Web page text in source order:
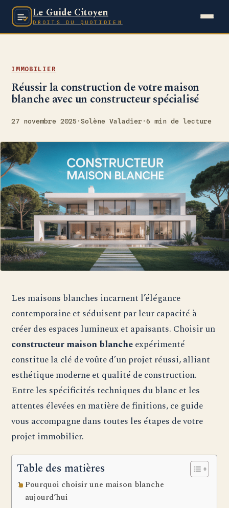
Le Guide Citoyen
DROITS DU QUOTIDIEN
IMMOBILIER
Réussir la construction de votre maison
blanche avec un constructeur spécialisé
27 novembre 2025 ·Solène Valadier ·6 min de lecture
Les maisons blanches incarnent l’élégance
contemporaine et séduisent par leur capacité à
créer des espaces lumineux et apaisants. Choisir un
constructeur maison blancheexpérimenté
constitue la clé de voûte d’un projet réussi, alliant
esthétique moderne et qualité de construction.
Entre les spécificités techniques du blanc et les
attentes élevées en matière de finitions, ce guide
vous accompagne dans toutes les étapes de votre
projet immobilier.
Table des matières
Pourquoi choisir une maison blanche
aujourd’hui